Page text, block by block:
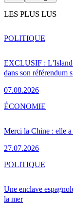
LES PLUS LUS
EXCLUSIF :
dans son référendum
07.08.2026
POLITIQUE
Merci la Chine : elle a
27.07.2026
ÉCONOMIE
Une enclave
la mer
POLITIQUE